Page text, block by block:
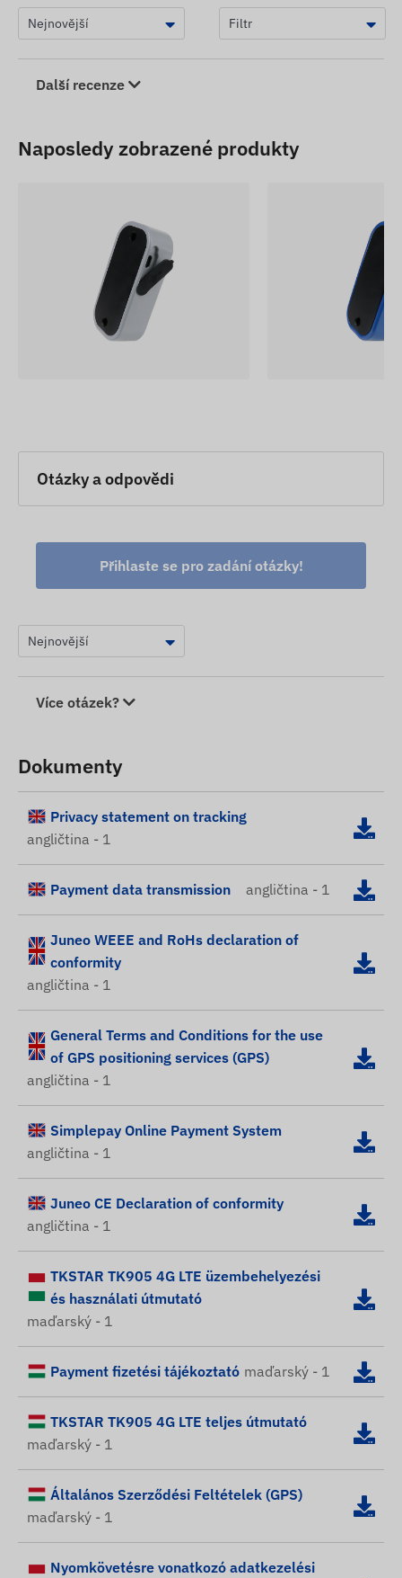
Další recenze
Naposledy zobrazené produkty
Otázky a odpovědi
Přihlaste se pro zadání otázky!
Více otázek?
Dokumenty
Privacy statement on tracking
angličtina - 1
Payment data transmission angličtina - 1
Juneo WEEE and RoHs declaration of
conformity
angličtina - 1
General Terms and Conditions for the use
of GPS positioning services (GPS)
angličtina - 1
Simplepay Online Payment System
angličtina - 1
Juneo CE Declaration of conformity
angličtina - 1
TKSTAR TK905 4G LTE üzembehelyezési
és használati útmutató
maďarský - 1
Payment fizetési tájékoztató maďarský - 1
TKSTAR TK905 4G LTE teljes útmutató
maďarský - 1
Általános Szerződési Feltételek (GPS)
maďarský - 1
Nyomkövetésre vonatkozó adatkezelési